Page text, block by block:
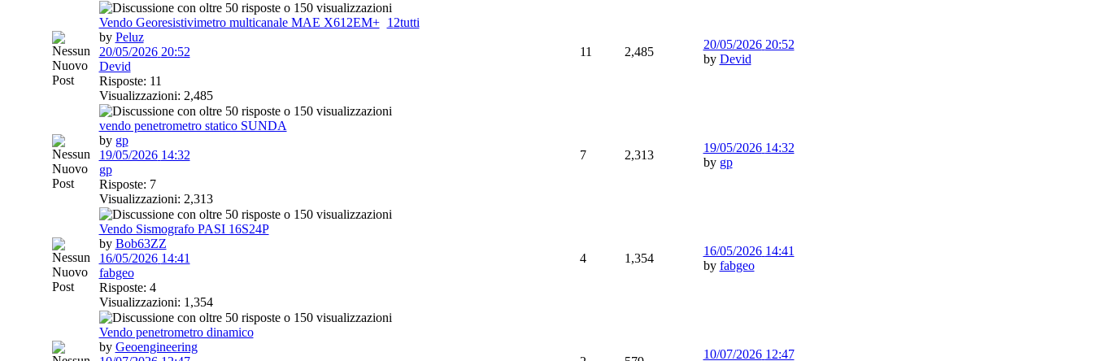
Vendo Georesistivimetro multicanale MAE X612EM+ 1 2tutti
by Peluz
20/05/2026 20:52
Devid
Risposte: 11
Visualizzazioni: 2,485
11 2,485
20/05/2026 20:52
by Devid
vendo penetrometro statico SUNDA
by gp
19/05/2026 14:32
gp
Risposte: 7
Visualizzazioni: 2,313
7 2,313
19/05/2026 14:32
by gp
Vendo Sismografo PASI 16S24P
by Bob63ZZ
16/05/2026 14:41
fabgeo
Risposte: 4
Visualizzazioni: 1,354
4 1,354
16/05/2026 14:41
by fabgeo
Vendo penetrometro dinamico
by Geoengineering
10/07/2026 12:47